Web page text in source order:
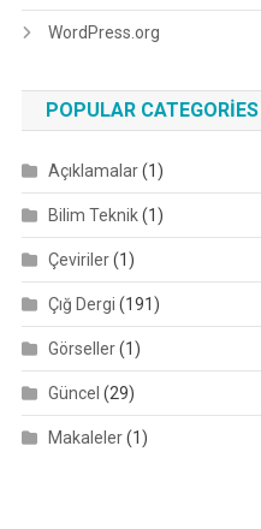
WordPress.org
POPULAR CATEGORIES
Açıklamalar(1)
Bilim Teknik(1)
Çeviriler(1)
Çığ Dergi (191)
Görseller(1)
Güncel (29)
Makaleler(1)